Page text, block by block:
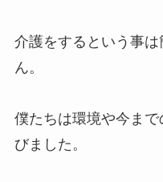
介護をするという事
ん。
僕たちは環境や今ま
びました。